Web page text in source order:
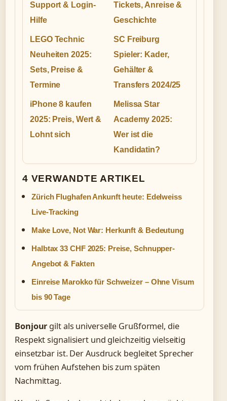
Support & Login-
Hilfe
Tickets, Anreise &
Geschichte
LEGO Technic
Neuheiten 2025:
Sets, Preise &
Termine
SC Freiburg
Spieler: Kader,
Gehälter &
Transfers 2024/25
iPhone 8 kaufen
2025: Preis, Wert &
Lohnt sich
Melissa Star
Academy 2025:
Wer ist die
Kandidatin?
4 VERWANDTE ARTIKEL
Zürich Flughafen Ankunft heute: Edelweiss
Live-Tracking
Make Love, Not War: Herkunft & Bedeutung
Halbtax 33 CHF 2025: Preise, Schnupper-
Angebot & Fakten
Einreise Marokko für Schweizer – Ohne Visum
bis 90 Tage
Bonjour gilt als universelle Grußformel, die
Respekt signalisiert und gleichzeitig vielseitig
einsetzbar ist. Der Ausdruck begleitet Sprecher
vom frühen Aufstehen bis zum späten
Nachmittag.